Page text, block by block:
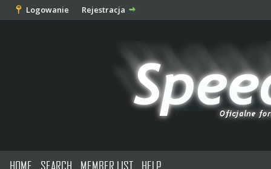
Logowanie Rejestracja
HOME SEARCH MEMBER LIST HELP